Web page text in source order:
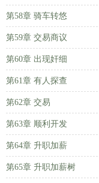
第58章 骑车转悠
第59章 交易商议
第60章 出现奸细
第61章 有人探查
第62章 交易
第63章 顺利开发
第64章 升职加薪
第65章 升职加薪树